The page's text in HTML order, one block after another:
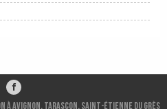
Avignon, Tarascon, Saint-ÉTIENNE DU GRÈS